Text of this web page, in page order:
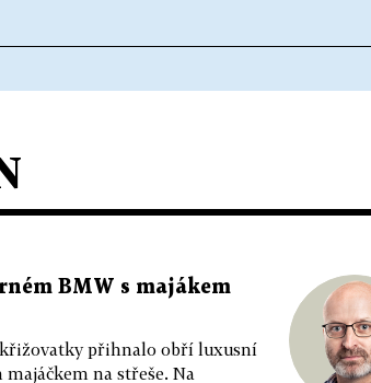
BMW s majákem
křižovatky přihnalo obří luxusní
na střeše. Na